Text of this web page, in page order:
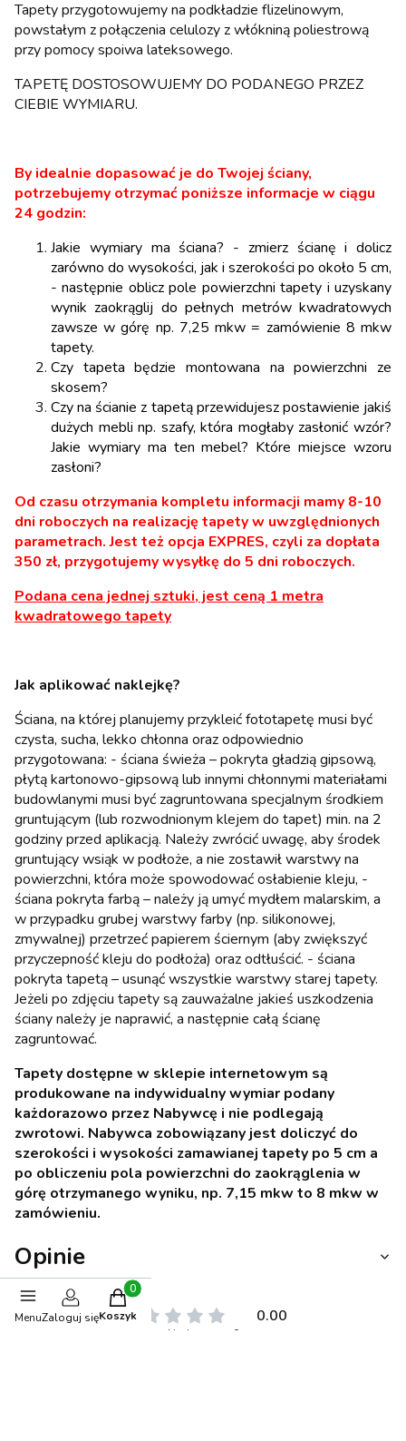
Tapety przygotowujemy na podkładzie flizelinowym,
powstałym z połączenia celulozy z włókniną poliestrową
przy pomocy spoiwa lateksowego.
TAPETĘ DOSTOSOWUJEMY DO PODANEGO PRZEZ
CIEBIE WYMIARU.
By idealnie dopasować je do Twojej ściany,
potrzebujemy otrzymać poniższe informacje w ciągu
24 godzin:
Jakie wymiary ma ściana? - zmierz ścianę i dolicz
zarówno do wysokości, jak i szerokości po około 5 cm,
- następnie oblicz pole powierzchni tapety i uzyskany
wynik zaokrąglij do pełnych metrów kwadratowych
zawsze w górę np. 7,25 mkw = zamówienie 8 mkw
tapety.
Czy tapeta będzie montowana na powierzchni ze
skosem?
Czy na ścianie z tapetą przewidujesz postawienie jakiś
dużych mebli np. szafy, która mogłaby zasłonić wzór?
Jakie wymiary ma ten mebel? Które miejsce wzoru
zasłoni?
Od czasu otrzymania kompletu informacji mamy 8-10
dni roboczych na realizację tapety w uwzględnionych
parametrach. Jest też opcja EXPRES, czyli za dopłata
350 zł, przygotujemy wysyłkę do 5 dni roboczych.
Podana cena jednej sztuki, jest ceną 1 metra
kwadratowego tapety
Jak aplikować naklejkę?
Ściana, na której planujemy przykleić fototapetę musi być
czysta, sucha, lekko chłonna oraz odpowiednio
przygotowana: - ściana świeża – pokryta gładzią gipsową,
płytą kartonowo-gipsową lub innymi chłonnymi materiałami
budowlanymi musi być zagruntowana specjalnym środkiem
gruntującym (lub rozwodnionym klejem do tapet) min. na 2
godziny przed aplikacją. Należy zwrócić uwagę, aby środek
gruntujący wsiąk w podłoże, a nie zostawił warstwy na
powierzchni, która może spowodować osłabienie kleju, -
ściana pokryta farbą – należy ją umyć mydłem malarskim, a
w przypadku grubej warstwy farby (np. silikonowej,
zmywalnej) przetrzeć papierem ściernym (aby zwiększyć
przyczepność kleju do podłoża) oraz odtłuścić. - ściana
pokryta tapetą – usunąć wszystkie warstwy starej tapety.
Jeżeli po zdjęciu tapety są zauważalne jakieś uszkodzenia
ściany należy je naprawić, a następnie całą ścianę
zagruntować.
Tapety dostępne w sklepie internetowym są
produkowane na indywidualny wymiar podany
każdorazowo przez Nabywcę i nie podlegają
zwrotowi. Nabywca zobowiązany jest doliczyć do
szerokości i wysokości zamawianej tapety po 5 cm a
po obliczeniu pola powierzchni do zaokrąglenia w
górę otrzymanego wyniku, np. 7,15 mkw to 8 mkw w
zamówieniu.
Opinie
0.00
Liczba ocen: 0
MenuZaloguj się
Produkty w koszyku: 0. Zobacz szczegóły
Koszyk